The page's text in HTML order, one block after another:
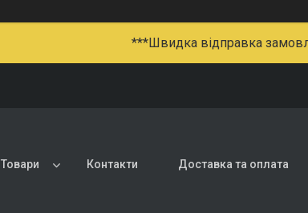
***Швидка відправка
Товари Контакти Доставка та оплата